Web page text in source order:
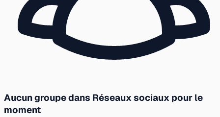
Aucun groupe dans Réseaux sociaux pour le
moment